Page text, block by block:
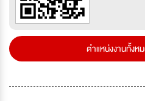
ตำแหน่งงานทั้งห